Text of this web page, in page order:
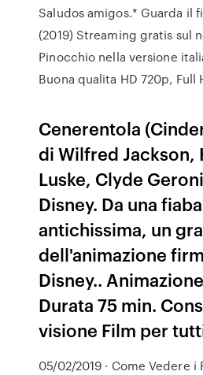
Saludos amigos.* Guarda il
(2019) Streaming gratis sul
Pinocchio nella versione
Buona qualita HD 720p, Full
Cenerentola
di Wilfred Jackson,
Luske, Clyde
Disney. Da una fiaba
antichissima, un
dell'animazione
Disney..
Durata 75 min.
visione Film per
05/02/2019 · Come Vedere